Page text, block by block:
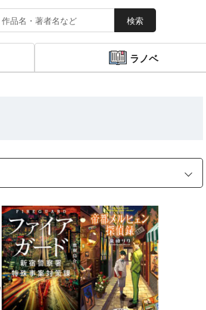
検索
ラノベ